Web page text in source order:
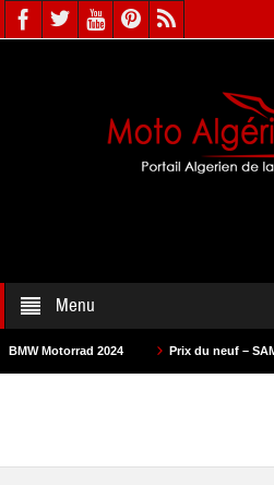
Menu
2024 Prix du neuf – SAM Cycle 2024